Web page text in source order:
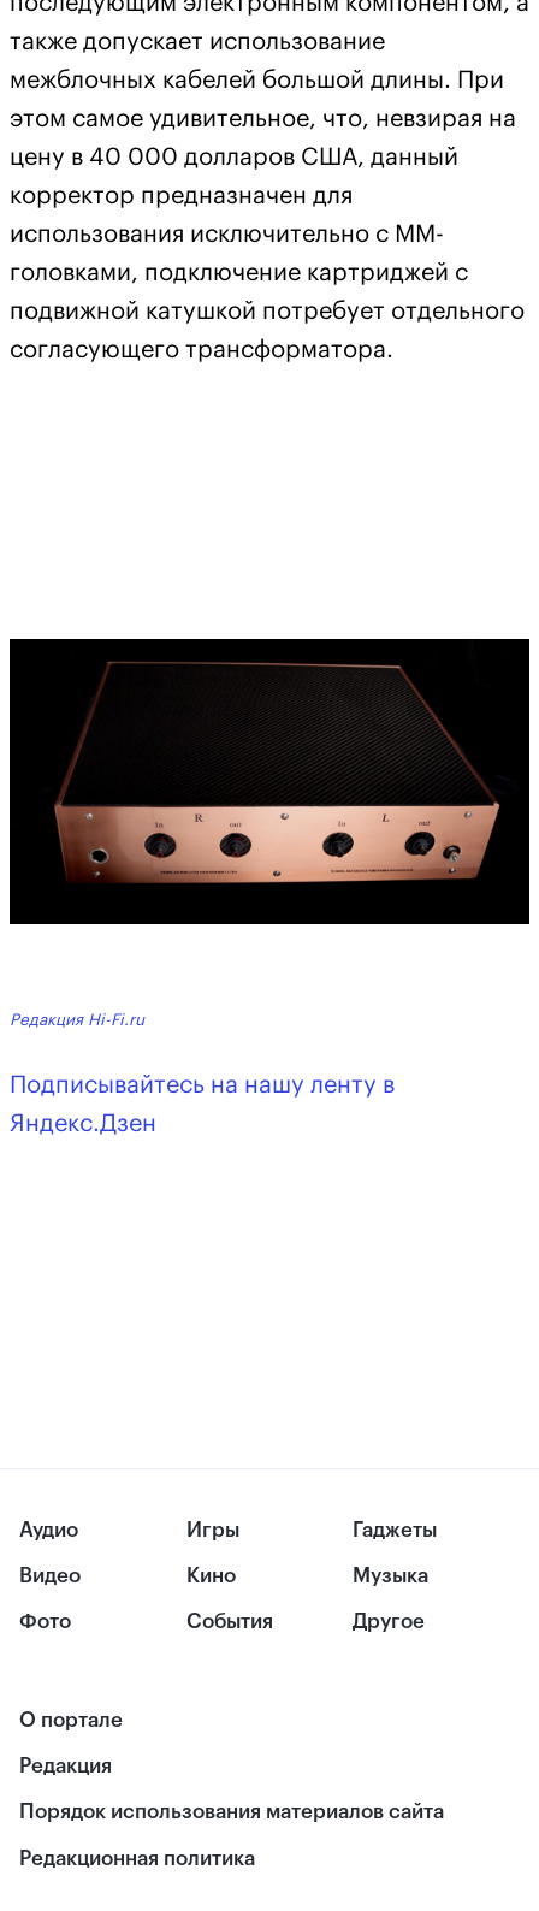
также допускает использование
межблочных кабелей большой длины. При
этом самое удивительное, что, невзирая на
цену в 40 000 долларов США, данный
корректор предназначен для
использования исключительно с ММ-
головками, подключение картриджей с
подвижной катушкой потребует отдельного
согласующего трансформатора.
Редакция Hi-Fi.ru
Подписывайтесь на нашу ленту в
Яндекс.Дзен
Аудио
Видео
Фото
Игры
Кино
События
Гаджеты
Музыка
Другое
О портале
Редакция
Порядок использования материалов сайта
Редакционная политика